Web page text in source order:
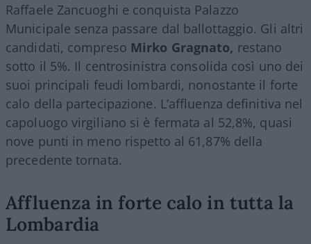
Raffaele Zancuoghi e conquista Palazzo
Municipale senza passare dal ballottaggio. Gli altri
candidati, compreso Mirko Gragnato, restano
sotto il 5%. Il centrosinistra consolida così uno dei
suoi principali feudi lombardi, nonostante il forte
calo della partecipazione. L’affluenza definitiva nel
capoluogo virgiliano si è fermata al 52,8%, quasi
nove punti in meno rispetto al 61,87% della
precedente tornata.
Affluenza in forte calo in tutta la
Lombardia